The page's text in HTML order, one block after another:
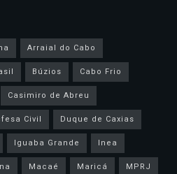
Arraial do Cabo
Búzios
Cabo Frio
Casimiro de Abreu
Civil
Duque de Caxias
Iguaba Grande
Inea
Macaé Maricá
MPRJ